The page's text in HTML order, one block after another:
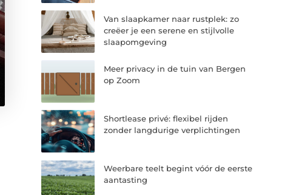
Van slaapkamer naar rustplek: zo
creëer je een serene en stijlvolle
slaapomgeving
Meer privacy in de tuin van Bergen
op Zoom
Shortlease privé: flexibel rijden
zonder langdurige verplichtingen
Weerbare teelt begint vóór de eerste
aantasting